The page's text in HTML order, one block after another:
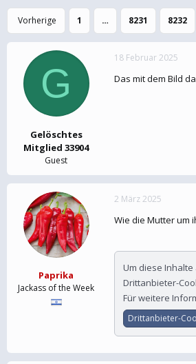
t
e
l
e
r
t
l
m
Vorherige 1 … 8231 8232
G
Gelöschtes
Mitglied 33904
Guest
18 Februar 2025
Das mit dem Bild
Paprika
Jackass of the Week
2 März 2025
Wie die Mutter um
Um diese
Drittanbieter-
Für weitere
Drittanbieter-